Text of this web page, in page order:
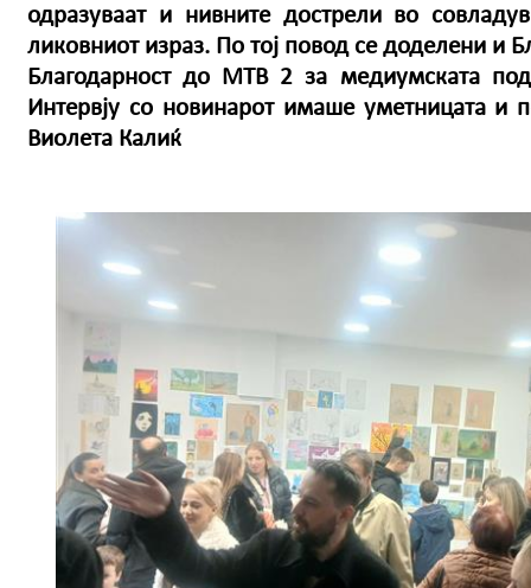
одразуваат и нивните дострели во
ликовниот израз. По тој повод се доделени и
Благодарност до МТВ 2 за медиумската
Интервју со новинарот имаше уметницата и
Виолета Калиќ